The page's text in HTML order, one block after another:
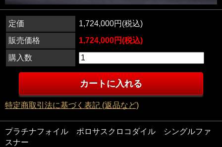
定価
1,724,000円(税込)
販売価格
1,724,000円(税込)
購入数
特定商取引法に基づく表記 (返品など)
プラチナフォイル ポロサスクロコダイル シングルファ
スナー